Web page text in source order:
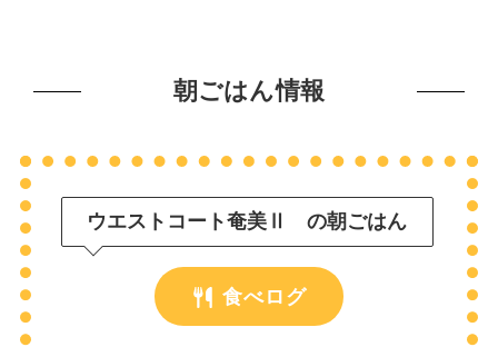
朝ごはん情報
ウエストコート奄美Ⅱ の朝ごはん
食べログ